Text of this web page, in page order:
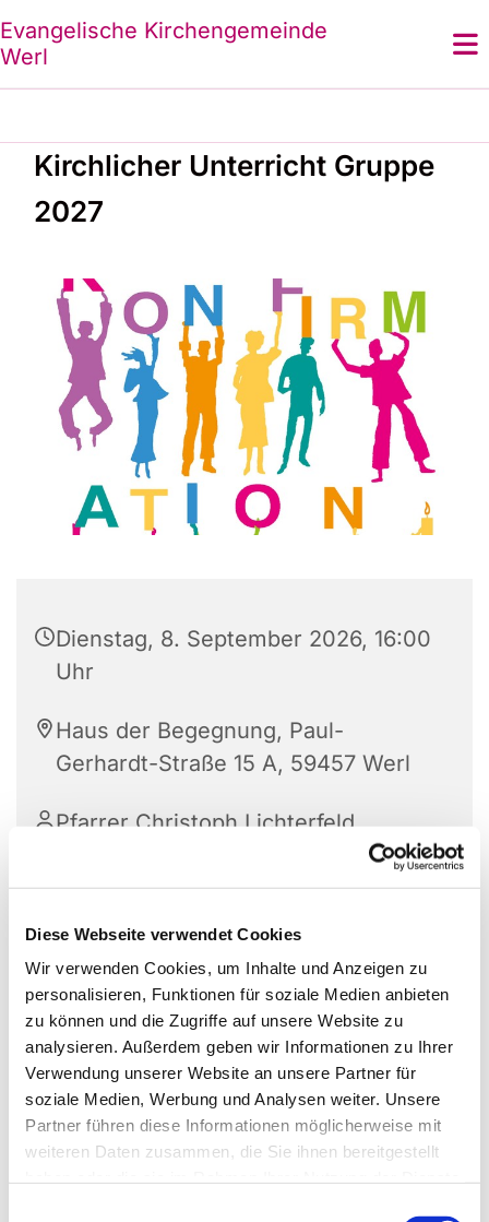
Diese Webseite verwendet Cookies
Wir verwenden Cookies, um Inhalte und Anzeigen zu
personalisieren, Funktionen für soziale Medien anbieten
zu können und die Zugriffe auf unsere Website zu
analysieren. Außerdem geben wir Informationen zu Ihrer
Verwendung unserer Website an unsere Partner für
soziale Medien, Werbung und Analysen weiter. Unsere
Partner führen diese Informationen möglicherweise mit
weiteren Daten zusammen, die Sie ihnen bereitgestellt
Evangelische Kirchengemeinde
Werl
Kirchlicher Unterricht Gruppe
2027
Dienstag, 8. September 2026, 16:00
Uhr
Haus der Begegnung, Paul-
Gerhardt-Straße 15 A, 59457 Werl
Pfarrer Christoph Lichterfeld